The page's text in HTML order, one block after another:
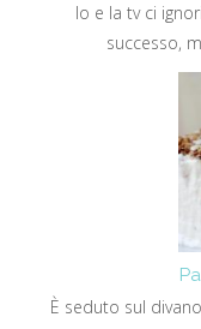
Io e la tv ci
successo,
È seduto sul